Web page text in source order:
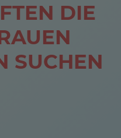
DIE
SUCHEN